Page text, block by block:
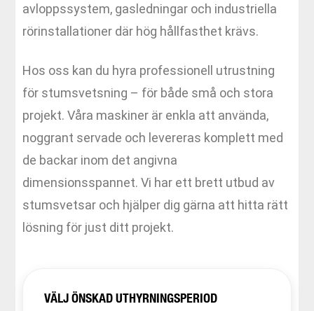
avloppssystem, gasledningar och industriella
rörinstallationer där hög hållfasthet krävs.
Hos oss kan du hyra professionell utrustning
för stumsvetsning – för både små och stora
projekt. Våra maskiner är enkla att använda,
noggrant servade och levereras komplett med
de backar inom det angivna
dimensionsspannet. Vi har ett brett utbud av
stumsvetsar och hjälper dig gärna att hitta rätt
lösning för just ditt projekt.
VÄLJ ÖNSKAD UTHYRNINGSPERIOD